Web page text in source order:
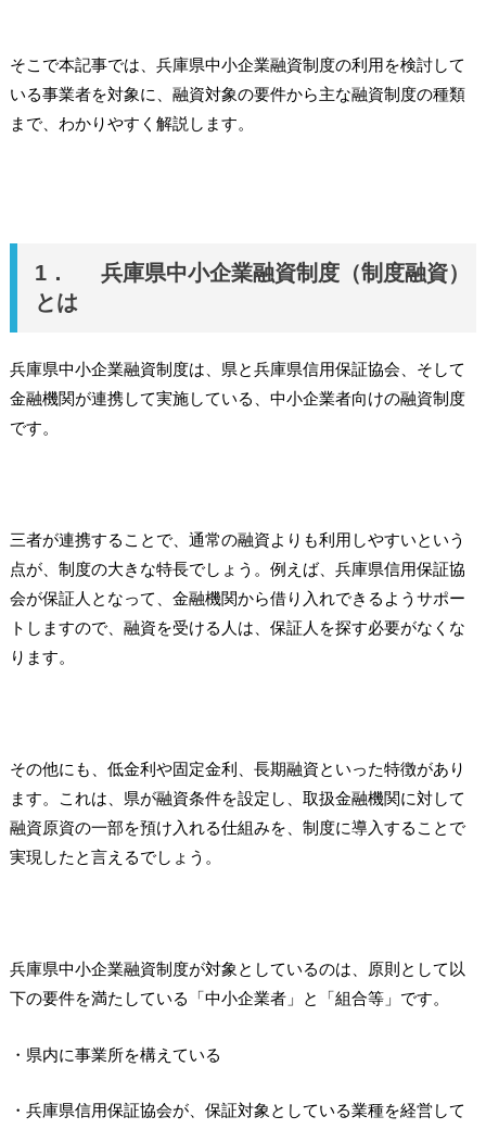
そこで本記事では、兵庫県中小企業融資制度の利用を検討して
いる事業者を対象に、融資対象の要件から主な融資制度の種類
まで、わかりやすく解説します。
1． 兵庫県中小企業融資制度（制度融資）
とは
兵庫県中小企業融資制度は、県と兵庫県信用保証協会、そして
金融機関が連携して実施している、中小企業者向けの融資制度
です。
三者が連携することで、通常の融資よりも利用しやすいという
点が、制度の大きな特長でしょう。例えば、兵庫県信用保証協
会が保証人となって、金融機関から借り入れできるようサポー
トしますので、融資を受ける人は、保証人を探す必要がなくな
ります。
その他にも、低金利や固定金利、長期融資といった特徴があり
ます。これは、県が融資条件を設定し、取扱金融機関に対して
融資原資の一部を預け入れる仕組みを、制度に導入することで
実現したと言えるでしょう。
兵庫県中小企業融資制度が対象としているのは、原則として以
下の要件を満たしている「中小企業者」と「組合等」です。
・県内に事業所を構えている
・兵庫県信用保証協会が、保証対象としている業種を経営して